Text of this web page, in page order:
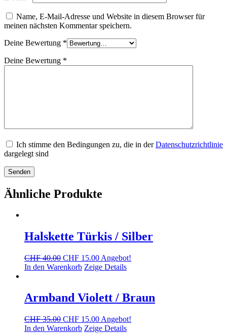
Name, E-Mail-Adresse und Website in diesem Browser für
meinen nächsten Kommentar speichern.
Deine Bewertung *
Deine Bewertung *
Ich stimme den Bedingungen zu, die in derDatenschutzrichtlinie
dargelegt sind
Ähnliche Produkte
Halskette Türkis / Silber
CHF40.00 Ursprünglicher
Preis
CHF 15.00Aktueller
Preis
Angebot!
In den Warenkorb Zeige Details
Armband Violett / Braun
CHF35.00 Ursprünglicher
Preis
CHF 15.00Aktueller
Preis
Angebot!
In den Warenkorb Zeige Details